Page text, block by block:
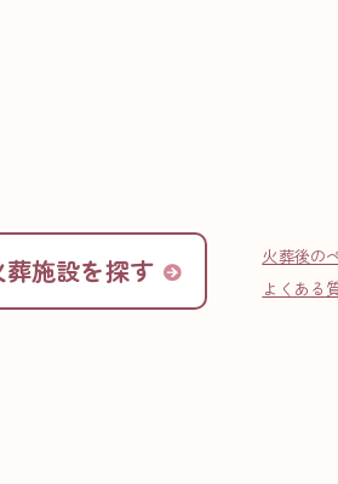
葬施設を探す 火葬後の
よくある
遺骨ジュエリ